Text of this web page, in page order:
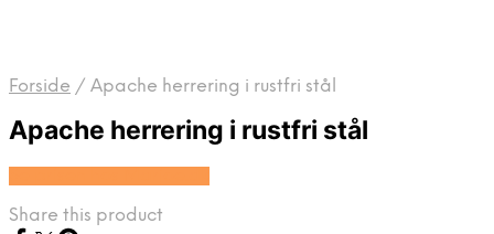
Forside / Apache herrering i rustfri stål
Apache herrering i rustfri stål
Share this product